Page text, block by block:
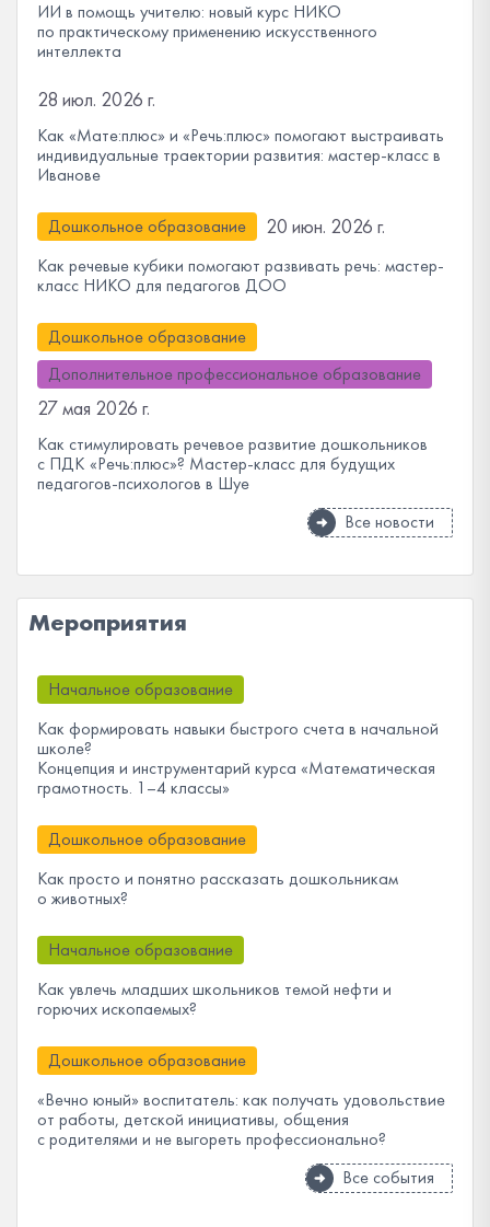
ИИ в помощь учителю: новый курс НИКО
по практическому применению искусственного
интеллекта
28 июл. 2026 г.
Как «Мате:плюс» и «Речь:плюс» помогают выстраивать
индивидуальные траектории развития: мастер-класс в
Иванове
Дошкольное образование 20 июн. 2026 г.
Как речевые кубики помогают развивать речь: мастер-
класс НИКО для педагогов ДОО
Дошкольное образование
Дополнительное профессиональное образование
27 мая 2026 г.
Как стимулировать речевое развитие дошкольников
с ПДК «Речь:плюс»? Мастер-класс для будущих
педагогов-психологов в Шуе
Все новости
Мероприятия
Начальное образование
Как формировать навыки быстрого счета в начальной
школе?
Концепция и инструментарий курса «Математическая
грамотность. 1–4 классы»
Дошкольное образование
Как просто и понятно рассказать дошкольникам
о животных?
Начальное образование
Как увлечь младших школьников темой нефти и
горючих ископаемых?
Дошкольное образование
«Вечно юный» воспитатель: как получать удовольствие
от работы, детской инициативы, общения
с родителями и не выгореть профессионально?
Все события